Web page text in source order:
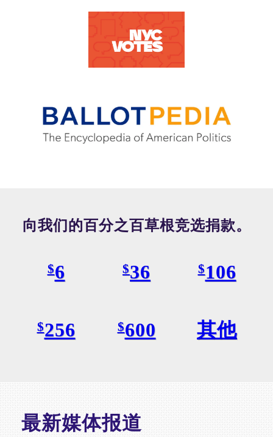
向我们的百分之百草根竞选捐款。
$6 $36 $106
$256 $600 其他
最新媒体报道